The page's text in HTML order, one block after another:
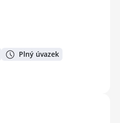
Plný úvazek